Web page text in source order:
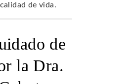
de vida.
de
la Dra.